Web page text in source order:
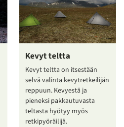
Kevyt teltta
Kevyt teltta on itsestään
selvä valinta kevytretkeilijän
reppuun. Kevyestä ja
pieneksi pakkautuvasta
teltasta hyötyy myös
retkipyöräilijä.